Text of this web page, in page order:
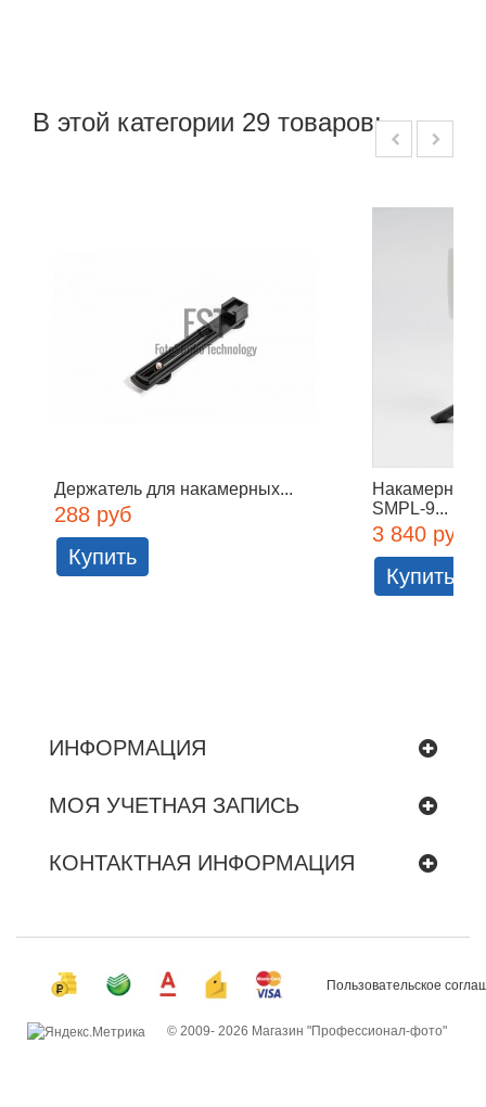
В этой категории 29 товаров:
Держатель для накамерных...
288 руб
Купить
Накамерный
SMPL-9...
3 840 руб
Купить
ИНФОРМАЦИЯ
МОЯ УЧЕТНАЯ ЗАПИСЬ
КОНТАКТНАЯ ИНФОРМАЦИЯ
Пользовательское
© 2009- 2026 Магазин "Профессионал-фото"